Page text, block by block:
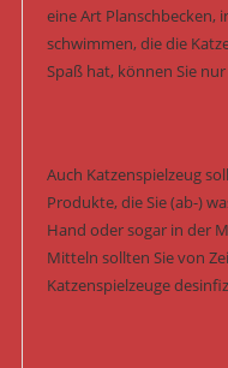
eine Art Planschbecken,
schwimmen, die die
Spaß hat, können Sie
Auch Katzenspielzeug
Produkte, die Sie (ab-)
Hand oder sogar in der
Mitteln sollten Sie von
Katzenspielzeuge